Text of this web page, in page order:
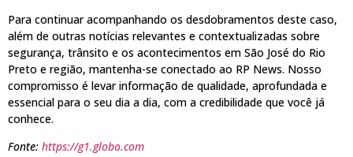
Para continuar acompanhando os desdobramentos deste caso,
além de outras notícias relevantes e contextualizadas sobre
segurança, trânsito e os acontecimentos em São José do Rio
Preto e região, mantenha-se conectado ao RP News. Nosso
compromisso é levar informação de qualidade, aprofundada e
essencial para o seu dia a dia, com a credibilidade que você já
conhece.
Fonte: https://g1.globo.com